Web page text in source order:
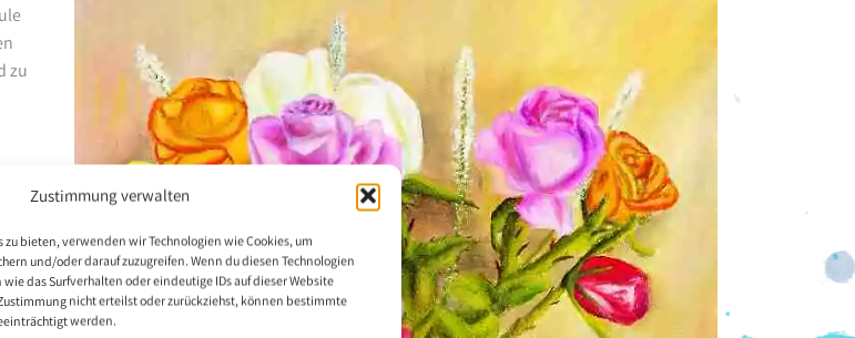
Zustimmung verwalten
bieten, verwenden wir Technologien wie Cookies, um
und/oder darauf zuzugreifen. Wenn du diesen Technologien
das Surfverhalten oder eindeutige IDs auf dieser Website
nicht erteilst oder zurückziehst, können bestimmte
werden.
zu